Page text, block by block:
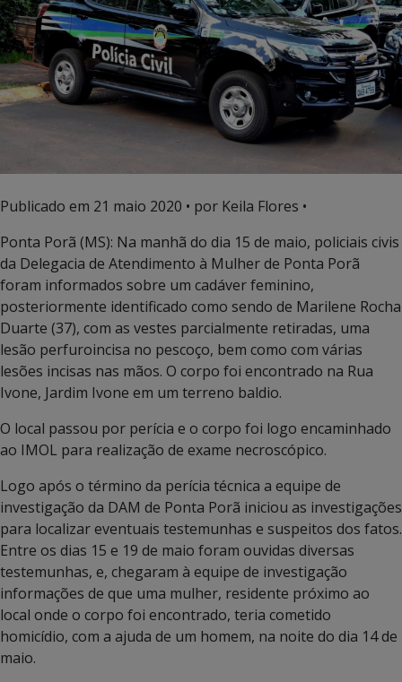
Publicado em 21 maio 2020 • por Keila Flores •
Ponta Porã (MS): Na manhã do dia 15 de maio, policiais civis
da Delegacia de Atendimento à Mulher de Ponta Porã
foram informados sobre um cadáver feminino,
posteriormente identificado como sendo de Marilene Rocha
Duarte (37), com as vestes parcialmente retiradas, uma
lesão perfuroincisa no pescoço, bem como com várias
lesões incisas nas mãos. O corpo foi encontrado na Rua
Ivone, Jardim Ivone em um terreno baldio.
O local passou por perícia e o corpo foi logo encaminhado
ao IMOL para realização de exame necroscópico.
Logo após o término da perícia técnica a equipe de
investigação da DAM de Ponta Porã iniciou as investigações
para localizar eventuais testemunhas e suspeitos dos fatos.
Entre os dias 15 e 19 de maio foram ouvidas diversas
testemunhas, e, chegaram à equipe de investigação
informações de que uma mulher, residente próximo ao
local onde o corpo foi encontrado, teria cometido
homicídio, com a ajuda de um homem, na noite do dia 14 de
maio.